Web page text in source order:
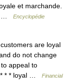
et marchande.
…
Encyclopédie
are loyal
do not change
appeal to
* * * loyal …
Financial